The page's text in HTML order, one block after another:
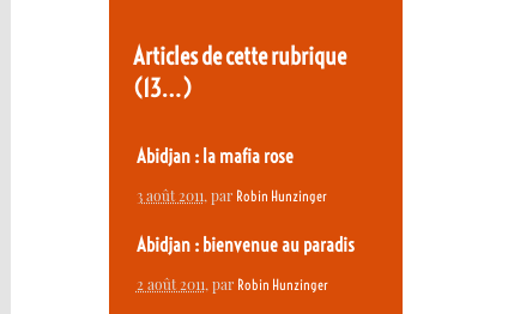
Articles de cette rubrique
(13…)
Abidjan : la mafia rose
3 août 2011, par Robin Hunzinger
Abidjan : bienvenue au paradis
2 août 2011, par Robin Hunzinger